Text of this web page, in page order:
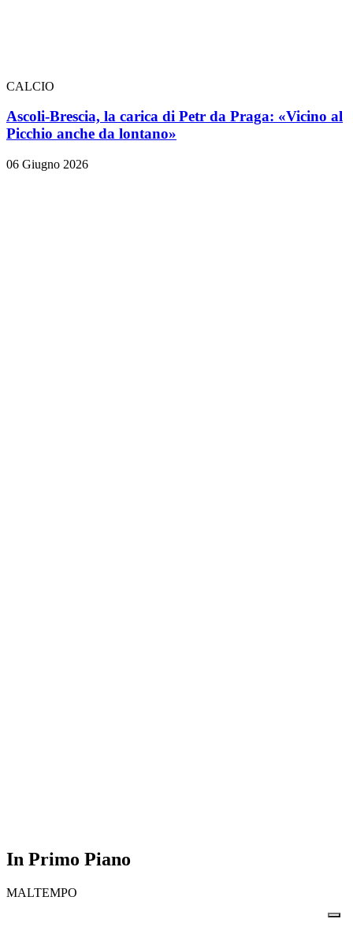
CALCIO
Ascoli-Brescia, la carica di Petr da Praga: «Vicino al
Picchio anche da lontano»
06 Giugno 2026
In Primo Piano
MALTEMPO